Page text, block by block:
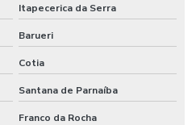
Em Sc
Itapecerica da Serra
Barueri
Cotia
Santana de Parnaíba
Franco da Rocha